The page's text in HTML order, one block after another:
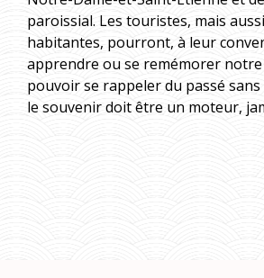
paroissial. Les touristes, mais
habitantes, pourront, à leur
apprendre ou se remémorer
pouvoir se rappeler du passé
le souvenir doit être un moteur,